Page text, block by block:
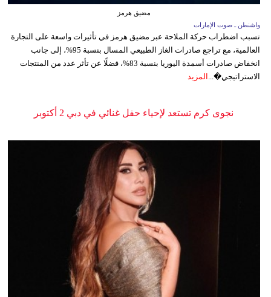
مضيق هرمز
واشنطن ـ صوت الإمارات
تسبب اضطراب حركة الملاحة عبر مضيق هرمز في تأثيرات واسعة على التجارة
العالمية، مع تراجع صادرات الغاز الطبيعي المسال بنسبة 95%، إلى جانب
انخفاض صادرات أسمدة اليوريا بنسبة 83%، فضلًا عن تأثر عدد من المنتجات
الاستراتيجي�... المزيد
نجوى كرم تستعد لإحياء حفل غنائي في دبي 2 أكتوبر